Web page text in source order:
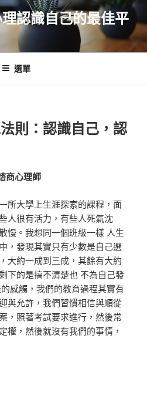
認識自己的最佳平
選單
則：認識自己，認
商心理師
所大學上生涯探索的課程，面
人很有活力，有些人死氣沈
慢。我想同一個班級一樣 人生
，發現其實只有少數是自己選
大約一成到三成，其餘有大約
下的是搞不清楚也 不為自己發
感觸，我們的教育過程其實有
與允許，我們習慣相信與順從
，照著考試要求進行，然後常
權，然後就沒有我們的事情，